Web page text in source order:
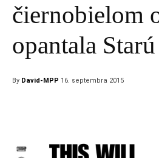
čiernobielom
opantala
By David-MPP 16. septembra 2015